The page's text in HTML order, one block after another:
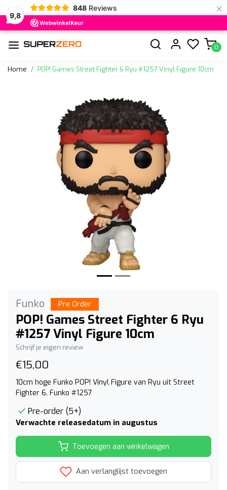
9,8
848 Reviews ×
0
Home POP! Games Street Fighter 6 Ryu #1257 Vinyl Figure 10cm
Funko Pre Order
POP! Games Street Fighter 6 Ryu
#1257 Vinyl Figure 10cm
Schrijf je eigen review
€15,00
10cm hoge Funko POP! Vinyl Figure van Ryu uit Street
Fighter 6. Funko #1257
Pre-order (5+)
Verwachte releasedatum in augustus
Toevoegen aan winkelwagen
Aan verlanglijst toevoegen